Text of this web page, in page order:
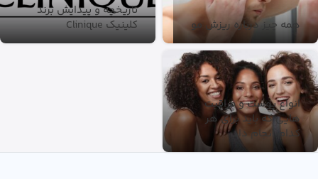
همه چیز درباره ریزش مو
تاریخچه و پیدایش برند
کلینیک Clinique
انواع پوست و مراقبت
هایی که باید برای هر
کدام انجام داد